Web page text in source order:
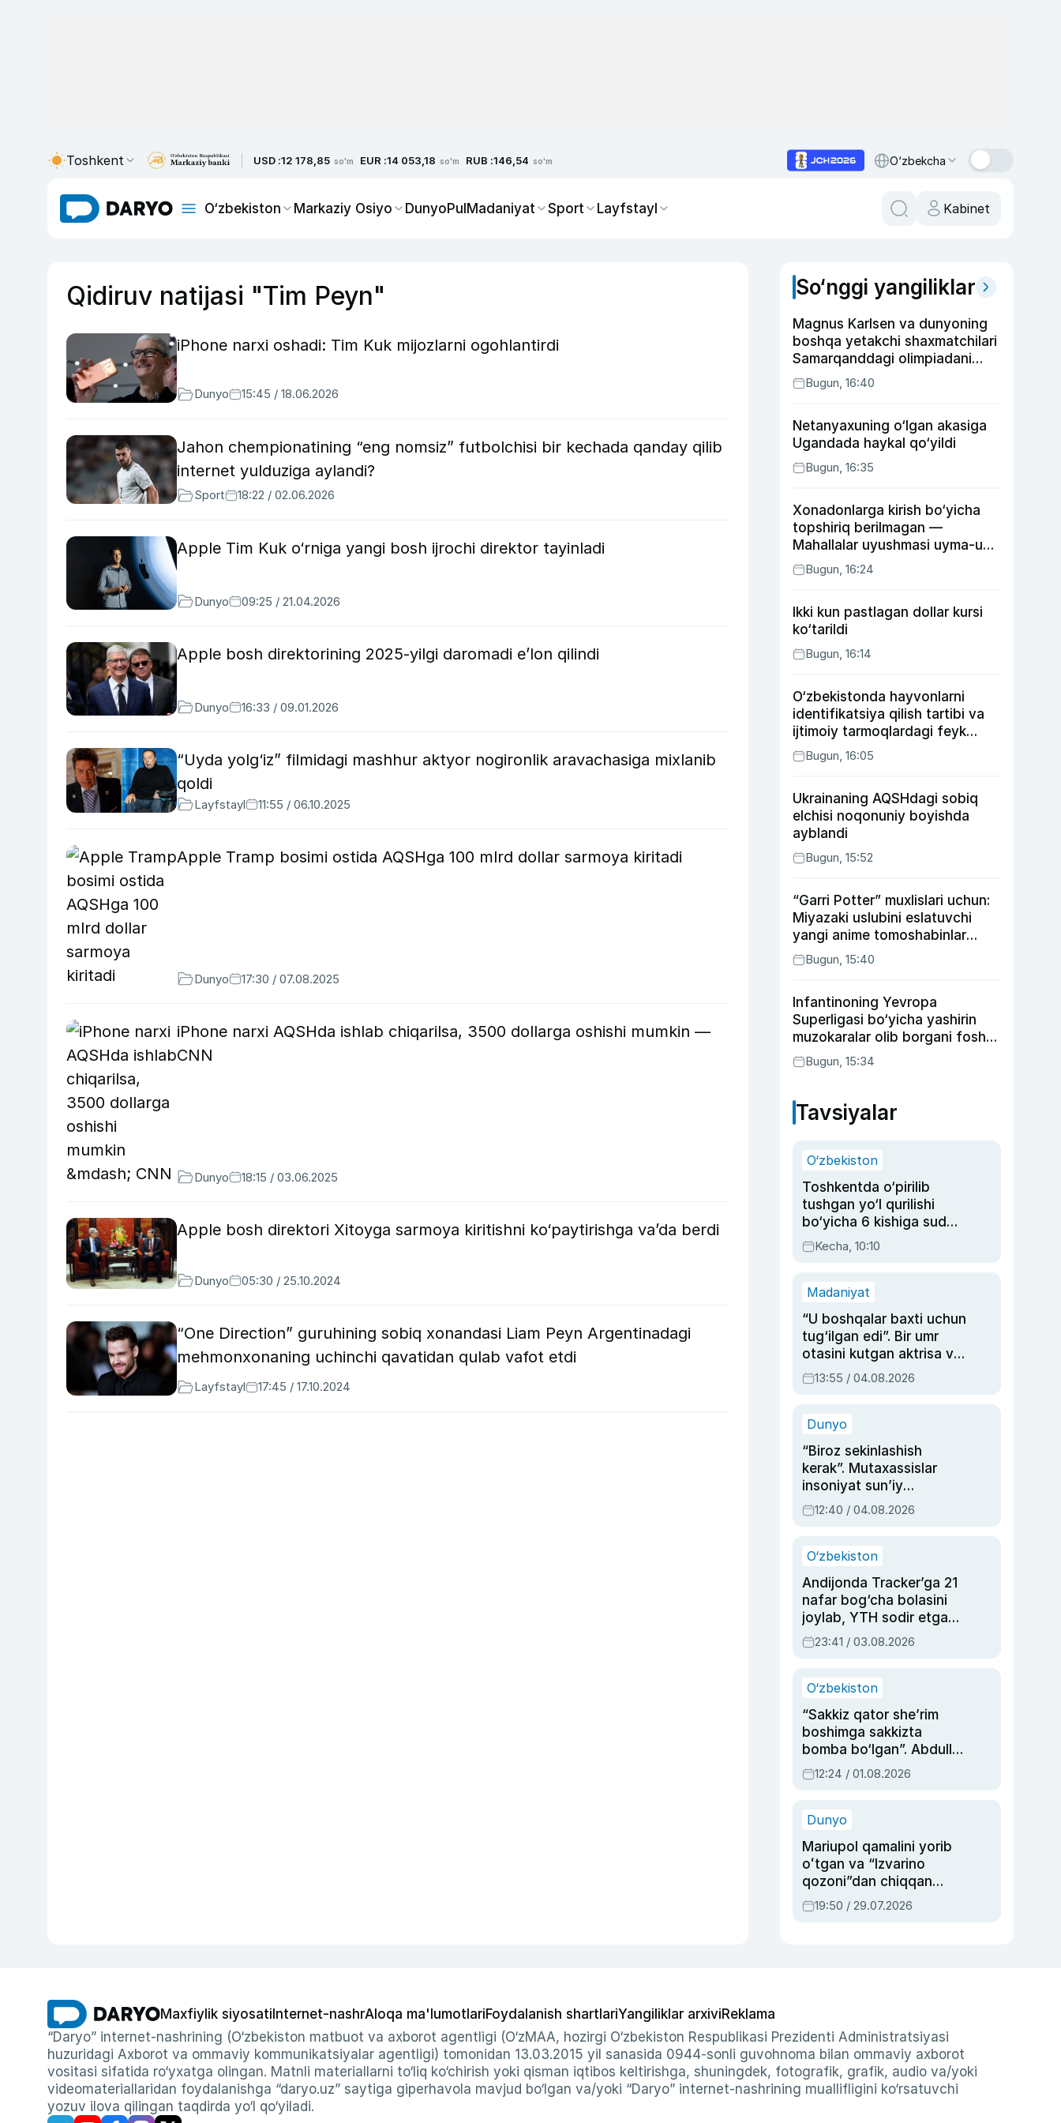
Toshkent USD :12 178,85 so'm EUR :14 053,18 so'm RUB :146,54 so'm O‘zbekcha
O‘zbekiston Markaziy Osiyo DunyoPulMadaniyat Sport Layfstayl Kabinet
Qidiruv natijasi "Tim Peyn"
iPhone narxi oshadi: Tim Kuk mijozlarni ogohlantirdi
Dunyo 15:45 / 18.06.2026
Jahon chempionatining “eng nomsiz” futbolchisi bir kechada qanday qilib
internet yulduziga aylandi?
Sport 18:22 / 02.06.2026
Apple Tim Kuk o‘rniga yangi bosh ijrochi direktor tayinladi
Dunyo 09:25 / 21.04.2026
Apple bosh direktorining 2025-yilgi daromadi e’lon qilindi
Dunyo 16:33 / 09.01.2026
“Uyda yolg‘iz” filmidagi mashhur aktyor nogironlik aravachasiga mixlanib
qoldi
Layfstayl 11:55 / 06.10.2025
Apple Tramp bosimi ostida AQSHga 100 mlrd dollar sarmoya kiritadi
Dunyo 17:30 / 07.08.2025
iPhone narxi AQSHda ishlab chiqarilsa, 3500 dollarga oshishi mumkin —
CNN
Dunyo 18:15 / 03.06.2025
Apple bosh direktori Xitoyga sarmoya kiritishni ko‘paytirishga va’da berdi
Dunyo 05:30 / 25.10.2024
“One Direction” guruhining sobiq xonandasi Liam Peyn Argentinadagi
mehmonxonaning uchinchi qavatidan qulab vafot etdi
Layfstayl 17:45 / 17.10.2024
So‘nggi yangiliklar
Magnus Karlsen va dunyoning
boshqa yetakchi shaxmatchilari
Samarqanddagi olimpiadani
o‘tkazib yuboradi
Bugun, 16:40
Netanyaxuning o‘lgan akasiga
Ugandada haykal qo‘yildi
Bugun, 16:35
Xonadonlarga kirish bo‘yicha
topshiriq berilmagan —
Mahallalar uyushmasi uyma-uy
yurgan mas’ullar haqida
Bugun, 16:24
Ikki kun pastlagan dollar kursi
ko‘tarildi
Bugun, 16:14
O‘zbekistonda hayvonlarni
identifikatsiya qilish tartibi va
ijtimoiy tarmoqlardagi feyk
xabarlarga izoh berildi
Bugun, 16:05
Ukrainaning AQSHdagi sobiq
elchisi noqonuniy boyishda
ayblandi
Bugun, 15:52
“Garri Potter” muxlislari uchun:
Miyazaki uslubini eslatuvchi
yangi anime tomoshabinlar
e’tiborini qozonmoqda
Bugun, 15:40
Infantinoning Yevropa
Superligasi bo‘yicha yashirin
muzokaralar olib borgani fosh
bo‘ldiBugun, 15:34
Tavsiyalar
O‘zbekiston
Toshkentda o‘pirilib
tushgan yo‘l qurilishi
bo‘yicha 6 kishiga sud
hukmi o‘qildi
Kecha, 10:10
Madaniyat
“U boshqalar baxti uchun
tug‘ilgan edi”. Bir umr
otasini kutgan aktrisa va
dublyaj ustasi Rimma
Ahmedovaning
13:55 / 04.08.2026
Dunyo
“Biroz sekinlashish
kerak”. Mutaxassislar
insoniyat sun’iy
intellektni boshqara
olmay qolishidan xavotir
12:40 / 04.08.2026
O‘zbekiston
Andijonda Tracker’ga 21
nafar bog‘cha bolasini
joylab, YTH sodir etgan
ayolga sud hukmi o‘qildi
23:41 / 03.08.2026
O‘zbekiston
“Sakkiz qator she’rim
boshimga sakkizta
bomba bo‘lgan”. Abdulla
Oripovni siyosiy
ayblovlardan asrab
12:24 / 01.08.2026
Dunyo
Mariupol qamalini yorib
oʻtgan va “Izvarino
qozoni”dan chiqqan
qahramon — Ukraina
armiyasi bosh
19:50 / 29.07.2026
Maxfiylik siyosati Internet-nashrAloqa ma'lumotlariFoydalanish shartlariYangiliklar arxiviReklama
“Daryo” internet-nashrining (O‘zbekiston matbuot va axborot agentligi (O‘zMAA, hozirgi O‘zbekiston Respublikasi Prezidenti Administratsiyasi
huzuridagi Axborot va ommaviy kommunikatsiyalar agentligi) tomonidan 13.03.2015 yil sanasida 0944-sonli guvohnoma bilan ommaviy axborot
vositasi sifatida ro‘yxatga olingan. Matnli materiallarni to‘liq ko‘chirish yoki qisman iqtibos keltirishga, shuningdek, fotografik, grafik, audio va/yoki
videomateriallaridan foydalanishga “daryo.uz” saytiga giperhavola mavjud bo‘lgan va/yoki “Daryo” internet-nashrining muallifligini ko‘rsatuvchi
yozuv ilova qilingan taqdirda yo‘l qo‘yiladi.